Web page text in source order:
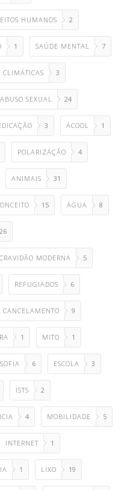
HUMANOS 2
1 SAÚDE MENTAL 7
3
ABUSO SEXUAL 24
3 ÁCOOL 1
POLARIZAÇÃO 4
ANIMAIS 31
15 ÁGUA 8
26
MODERNA 5
REFUGIADOS 6
CANCELAMENTO 9
1 MITO 1
6 ESCOLA 3
ISTS 2
4 MOBILIDADE 5
INTERNET 1
1 LIXO 19